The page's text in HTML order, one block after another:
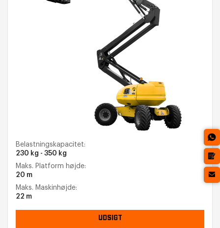
Belastningskapacitet:
230 kg - 350 kg
Maks. Platform højde:
20 m
Maks. Maskinhøjde:
22 m
UDSIGT